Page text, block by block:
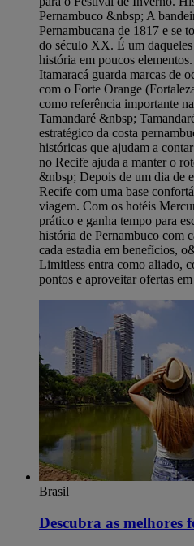
Pernambuco &nbsp; A
Pernambucana de 1817 e se
do século XX. É um
história em poucos
Itamaracá guarda marcas de
com o Forte Orange
como referência importante
Tamandaré &nbsp;
estratégico da costa
históricas que ajudam a
no Recife ajuda a manter o
&nbsp; Depois de um dia de
Recife com uma base
viagem. Com os hotéis
prático e ganha tempo para
história de Pernambuco com
cada estadia em benefícios,
Limitless entra como aliado,
pontos e aproveitar ofertas
Brasil
Descubra as melhores